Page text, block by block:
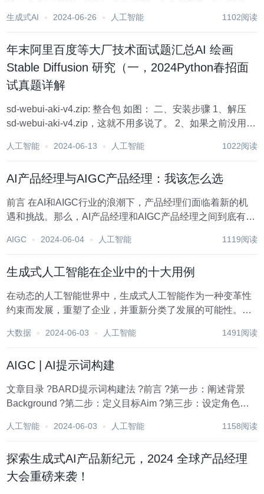
一、行业前景 AI...
生成式AI 2024-06-26 人工智能 1102阅读
年末阿里百度等大厂技术面试题汇总AI 绘画
Stable Diffusion 研究（一，2024Python春招面
试真题详解
sd-webui-aki-v4.zip: 整合包 如图： 二、安装步骤 1、解压
sd-webui-aki-v4.zip，这就不用多说了。 2、如果之前没用过
donet-6.0.11.exe ，...
人工智能 2024-06-13 人工智能 1022阅读
AI产品经理与AIGC产品经理：我该怎么选
前言 在AI和AIGC行业的浪潮下，产品经理们面临着新的机
遇和挑战。那么，AI产品经理和AIGC产品经理之间到底有什
的工作更为复杂，需要了解AI技术，如机器学习、自然语言
AIGC 2024-06-04 人工智能 1119阅读
生成式人工智能在企业中的十大用例
在动态的人工智能世界中，生成式人工智能作为一种变革性
约束而发展，重塑了企业，并重新分类了发展的可能性。其
成反映现实世界案例的现代合成信息。生成式人工智能，也
大数据 2024-06-03 人工智能 1491阅读
AIGC | AI提示词构建
文章目录 ?BARD提示词构建法 ?前言 ?第一步：阐述背景
Background ?第二步：定义目标Aim ?第三步：设定角色
到的BARD方法来自艾文公开...
人工智能 2024-06-03 人工智能 1158阅读
探索生成式AI产品新纪元，2024 全球产品经理
大会重磅来袭！